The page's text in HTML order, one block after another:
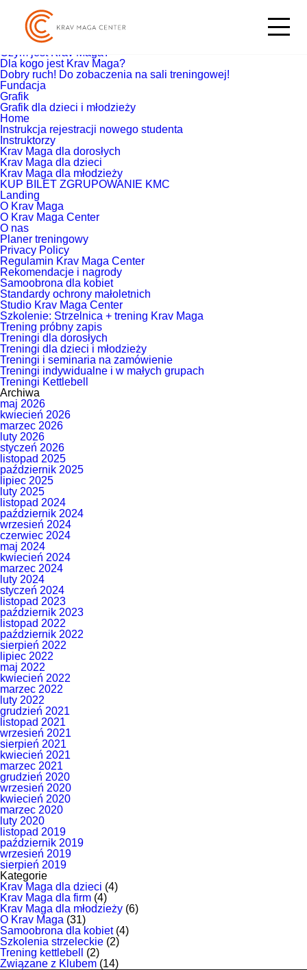
Strony
Co zyskasz trenując Krav Maga?
Czym jest Krav Maga?
Dla kogo jest Krav Maga?
Dobry ruch! Do zobaczenia na sali treningowej!
Fundacja
Grafik
Grafik dla dzieci i młodzieży
Home
Instrukcja rejestracji nowego studenta
Instruktorzy
Krav Maga dla dorosłych
Krav Maga dla dzieci
Krav Maga dla młodzieży
KUP BILET ZGRUPOWANIE KMC
Landing
O Krav Maga
O Krav Maga Center
O nas
Planer treningowy
Privacy Policy
Regulamin Krav Maga Center
Rekomendacje i nagrody
Samoobrona dla kobiet
Standardy ochrony małoletnich
Studio Krav Maga Center
Szkolenie: Strzelnica + trening Krav Maga
Trening próbny zapis
Treningi dla dorosłych
Treningi dla dzieci i młodzieży
Treningi i seminaria na zamówienie
Treningi indywidualne i w małych grupach
Treningi Kettlebell
Archiwa
maj 2026
kwiecień 2026
marzec 2026
luty 2026
styczeń 2026
listopad 2025
październik 2025
lipiec 2025
luty 2025
listopad 2024
październik 2024
wrzesień 2024
czerwiec 2024
maj 2024
kwiecień 2024
marzec 2024
luty 2024
styczeń 2024
listopad 2023
październik 2023
listopad 2022
październik 2022
sierpień 2022
lipiec 2022
maj 2022
kwiecień 2022
marzec 2022
luty 2022
grudzień 2021
listopad 2021
wrzesień 2021
sierpień 2021
kwiecień 2021
marzec 2021
grudzień 2020
wrzesień 2020
kwiecień 2020
marzec 2020
luty 2020
listopad 2019
październik 2019
wrzesień 2019
sierpień 2019
Kategorie
Krav Maga dla dzieci (4)
Krav Maga dla firm (4)
Krav Maga dla młodzieży (6)
O Krav Maga (31)
Samoobrona dla kobiet(4)
Szkolenia strzeleckie (2)
Trening kettlebell
(2)
Związane z Klubem (14)